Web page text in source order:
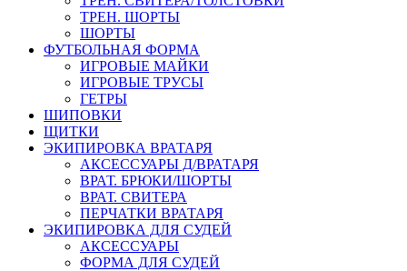
ТРЕН. ШОРТЫ
ШОРТЫ
ФУТБОЛЬНАЯ ФОРМА
ИГРОВЫЕ МАЙКИ
ИГРОВЫЕ ТРУСЫ
ГЕТРЫ
ШИПОВКИ
ЩИТКИ
ЭКИПИРОВКА ВРАТАРЯ
АКСЕССУАРЫ Д/ВРАТАРЯ
ВРАТ. БРЮКИ/ШОРТЫ
ВРАТ. СВИТЕРА
ПЕРЧАТКИ ВРАТАРЯ
ЭКИПИРОВКА ДЛЯ СУДЕЙ
АКСЕССУАРЫ
ФОРМА ДЛЯ СУДЕЙ